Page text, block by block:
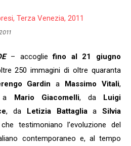
– accogliefino al 21 giugno
250 immagini di oltre quaranta
Gardin a Massimo Vitali,
a Mario Giacomelli, da Luigi
, da Letizia Battagliaa Silvia
testimoniano l’evoluzione del
contemporaneo e, al tempo